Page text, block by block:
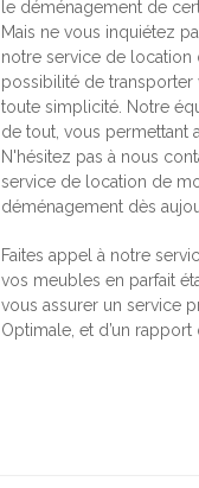
le déménagement de
Mais ne vous inquiétez
notre service de
possibilité de
toute simplicité. Notre
de tout, vous permettant
N'hésitez pas à nous
service de location de
déménagement dès
Faites appel à notre
vos meubles en parfait
vous assurer un service
Optimale, et d’un rapport